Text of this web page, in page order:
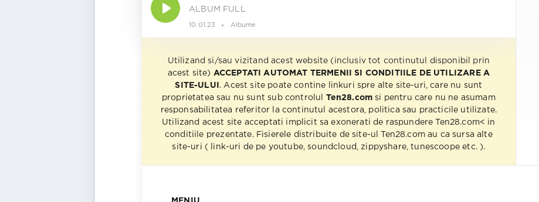
ALBUM FULL
10.01.23 Albume
Utilizand si/sau vizitand acest website (inclusiv tot continutul disponibil prin
acest site) ACCEPTATI AUTOMAT TERMENII SI CONDITIILE DE UTILIZARE A
SITE-ULUI . Acest site poate contine linkuri spre alte site-uri, care nu sunt
proprietatea sau nu sunt sub controlul
Ten28.com si pentru care nu ne asumam
responsabilitatea referitor la continutul acestora, politica sau practicile utilizate.
Utilizand acest site acceptati implicit sa exonerati de raspundere Ten28.com< in
conditiile prezentate. Fisierele distribuite de site-ul Ten28.com au ca sursa alte
site-uri ( link-uri de pe youtube, soundcloud, zippyshare, tunescoope etc. ).